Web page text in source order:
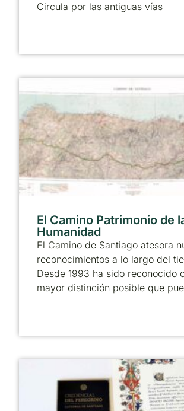
Circula por las antiguas vías
El Camino Patrimonio de
Humanidad
El Camino de Santiago atesora
reconocimientos a lo largo del
Desde 1993 ha sido reconocido
mayor distinción posible que